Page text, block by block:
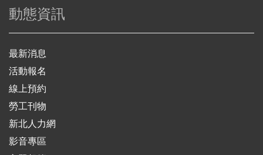
動態資訊
最新消息
活動報名
線上預約
勞工刊物
新北人力網
影音專區